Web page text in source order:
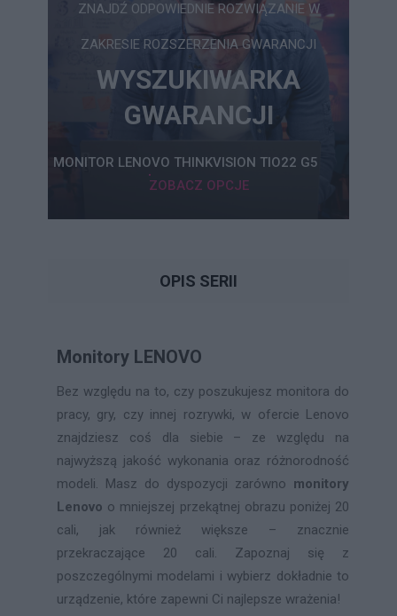
ZNAJDŹ ODPOWIEDNIE ROZWIĄZANIE W
ZAKRESIE ROZSZERZENIA GWARANCJI
WYSZUKIWARKA
GWARANCJI
MONITOR LENOVO THINKVISION TIO22 G5
ZOBACZ OPCJE
OPIS SERII
Monitory LENOVO
Bez względu na to, czy poszukujesz monitora do
pracy, gry, czy innej rozrywki, w ofercie Lenovo
znajdziesz coś dla siebie – ze względu na
najwyższą jakość wykonania oraz różnorodność
modeli. Masz do dyspozycji zarówno monitory
Lenovo o mniejszej przekątnej obrazu poniżej 20
cali, jak również większe – znacznie
przekraczające 20 cali. Zapoznaj się z
poszczególnymi modelami i wybierz dokładnie to
urządzenie, które zapewni Ci najlepsze wrażenia!